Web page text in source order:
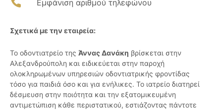
Εμφάνιση αριθμού τηλεφώνου
Σχετικά με την εταιρεία:
Το οδοντιατρείο της Άννας Δανάκη βρίσκεται στην
Αλεξανδρούπολη και ειδικεύεται στην παροχή
ολοκληρωμένων υπηρεσιών οδοντιατρικής φροντίδας
τόσο για παιδιά όσο και για ενήλικες. Το ιατρείο διατηρεί
δέσμευση στην ποιότητα και την εξατομικευμένη
αντιμετώπιση κάθε περιστατικού, εστιάζοντας πάντοτε